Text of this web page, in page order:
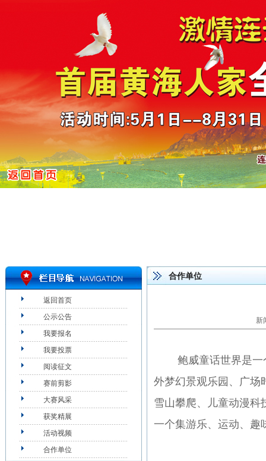
返回首页
公示公告
我要报名
我要投票
阅读征文
赛前剪影
大赛风采
获奖精展
活动视频
合作单位
合作单位
新
鲍威童话世界是
外梦幻景观乐园、广场
雪山攀爬、儿童动漫
一个集游乐、运动、